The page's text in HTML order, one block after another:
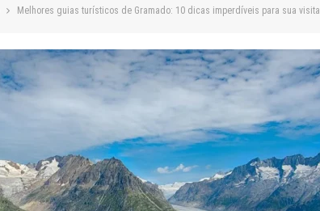
Melhores guias turísticos de Gramado: 10 dicas imperdíveis para sua visita